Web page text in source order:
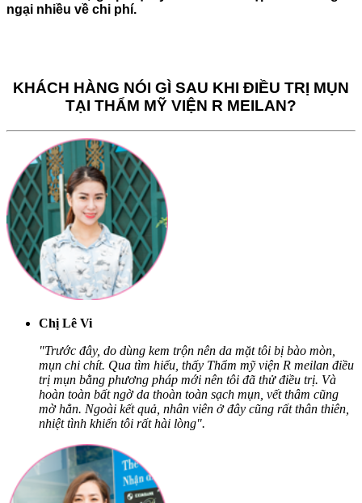
ngại nhiều về chi phí.
KHÁCH HÀNG NÓI GÌ SAU KHI ĐIỀU TRỊ MỤN
TẠI THẨM MỸ VIỆN R MEILAN?
Chị Lê Vi
"Trước đây, do dùng kem trộn nên da mặt tôi bị bào mòn,
mụn chi chít. Qua tìm hiểu, thấy Thẩm mỹ viện R meilan điều
trị mụn bằng phương pháp mới nên tôi đã thử điều trị. Và
hoàn toàn bất ngờ da thoàn toàn sạch mụn, vết thâm cũng
mờ hẳn. Ngoài kết quả, nhân viên ở đây cũng rất thân thiên,
nhiệt tình khiến tôi rất hài lòng".